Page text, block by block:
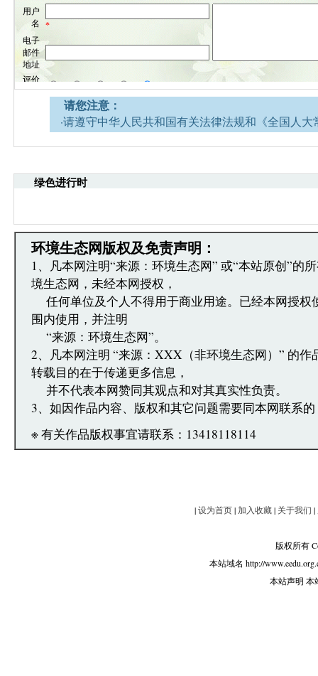
请您注意：
·请遵守中华人民共和国有关法律法规和《全国人
引起的法律责任。
·环境生态网文章跟帖管理员有权保留或删除其管辖
文章跟帖管理员反映。
绿色进行时
环境生态网版权及免责声明：
1、凡本网注明“来源：环境生态网” 或“本站原创”的
境生态网，未经本网授权，
任何单位及个人不得用于商业用途。已经本网授权
围内使用，并注明
“来源：环境生态网”。
2、凡本网注明 “来源：XXX（非环境生态网）” 的作
转载目的在于传递更多信息，
并不代表本网赞同其观点和对其真实性负责。
3、如因作品内容、版权和其它问题需要同本网联系
※ 有关作品版权事宜请联系：13418118114
|设为首页|加入收藏| 关于我们 |
版权所有
本站域名 http://
本站声明 本